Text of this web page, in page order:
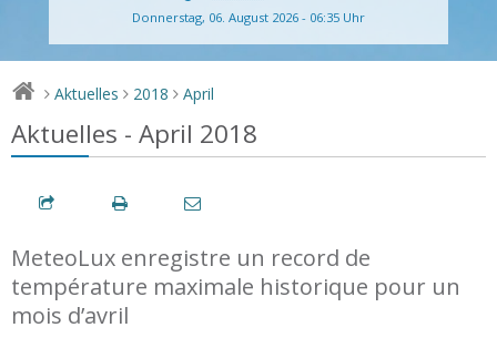
Donnerstag, 06. August 2026 - 06:35 Uhr
> Aktuelles > 2018 > April
Aktuelles - April 2018
MeteoLux enregistre un record de
température maximale historique pour un
mois d’avril